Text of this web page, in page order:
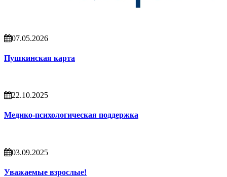
07.05.2026
Пушкинская карта
22.10.2025
Медико-психологическая поддержка
03.09.2025
Уважаемые взрослые!